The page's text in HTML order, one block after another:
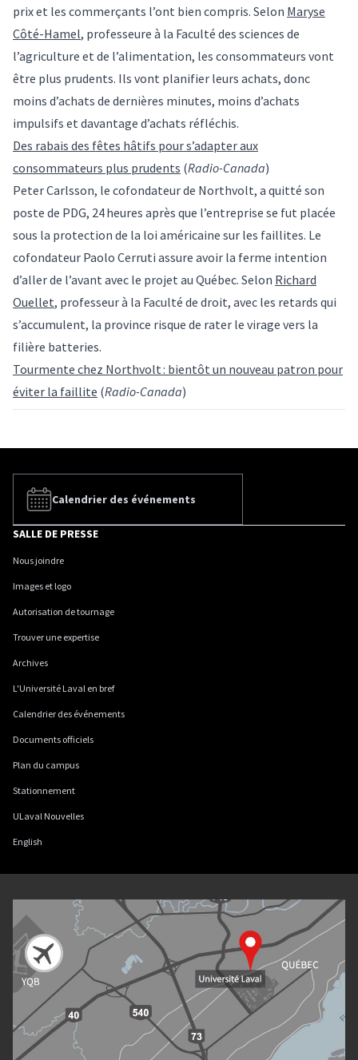
prix et les commerçants l’ont bien compris. Selon Maryse
Côté-Hamel, professeure à la Faculté des sciences de
l’agriculture et de l’alimentation, les consommateurs vont
être plus prudents. Ils vont planifier leurs achats, donc
moins d’achats de dernières minutes, moins d’achats
impulsifs et davantage d’achats réfléchis.
Des rabais des fêtes hâtifs pour s’adapter aux
consommateurs plus prudents (Radio-Canada)
Peter Carlsson, le cofondateur de Northvolt, a quitté son
poste de PDG, 24 heures après que l’entreprise se fut placée
sous la protection de la loi américaine sur les faillites. Le
cofondateur Paolo Cerruti assure avoir la ferme intention
d’aller de l’avant avec le projet au Québec. Selon Richard
Ouellet, professeur à la Faculté de droit, avec les retards qui
s’accumulent, la province risque de rater le virage vers la
filière batteries.
Tourmente chez Northvolt : bientôt un nouveau patron pour
éviter la faillite (Radio-Canada)
Calendrier des événements
SALLE DE PRESSE
Nous joindre
Images et logo
Autorisation de tournage
Trouver une expertise
Archives
L'Université Laval en bref
Calendrier des événements
Documents officiels
Plan du campus
Stationnement
ULaval Nouvelles
English